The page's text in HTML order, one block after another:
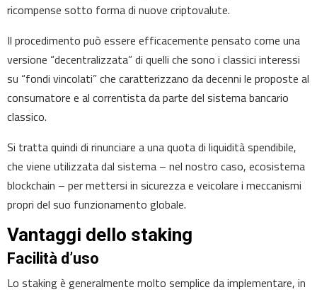
ricompense sotto forma di nuove criptovalute.
Il procedimento può essere efficacemente pensato come una
versione “decentralizzata” di quelli che sono i classici interessi
su “fondi vincolati” che caratterizzano da decenni le proposte al
consumatore e al correntista da parte del sistema bancario
classico.
Si tratta quindi di rinunciare a una quota di liquidità spendibile,
che viene utilizzata dal sistema – nel nostro caso, ecosistema
blockchain – per mettersi in sicurezza e veicolare i meccanismi
propri del suo funzionamento globale.
Vantaggi dello staking
Facilità d’uso
Lo staking è generalmente molto semplice da implementare, in